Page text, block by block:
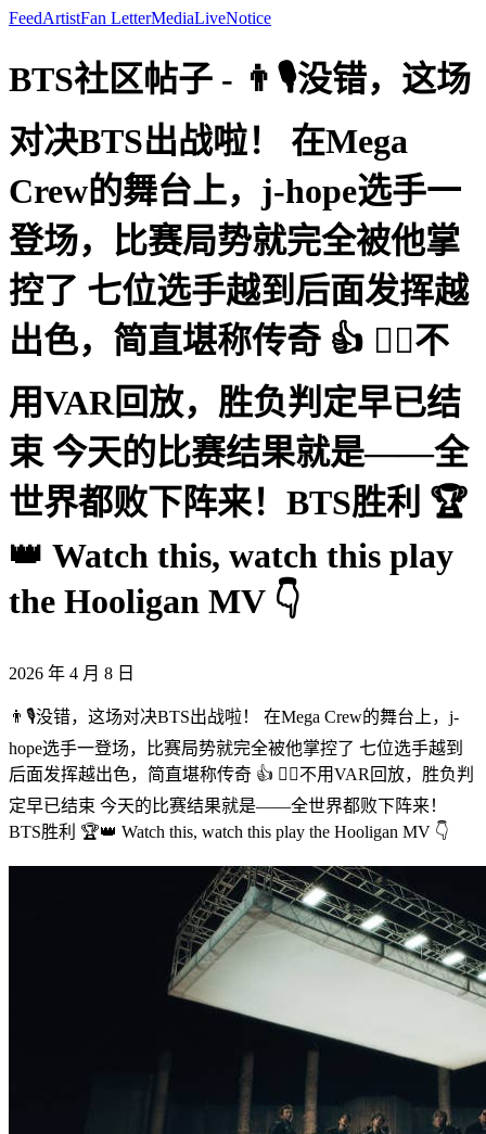
FeedArtistFan LetterMediaLiveNotice
BTS社区帖子 - 👨🎙️没错，这场
对决BTS出战啦！ 在Mega
Crew的舞台上，j-hope选手一
登场，比赛局势就完全被他掌
控了 七位选手越到后面发挥越
出色，简直堪称传奇 👍 🙋‍♂️不
用VAR回放，胜负判定早已结
束 今天的比赛结果就是——全
世界都败下阵来！BTS胜利 🏆
👑 Watch this, watch this play
the Hooligan MV 👇
2026 年 4 月 8 日
👨🎙️没错，这场对决BTS出战啦！ 在Mega Crew的舞台上，j-
hope选手一登场，比赛局势就完全被他掌控了 七位选手越到
后面发挥越出色，简直堪称传奇 👍 🙋‍♂️不用VAR回放，胜负判
定早已结束 今天的比赛结果就是——全世界都败下阵来！
BTS胜利 🏆👑 Watch this, watch this play the Hooligan MV 👇